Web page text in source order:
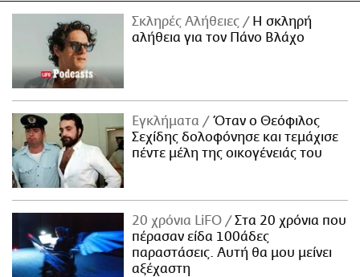
Σκληρές Αλήθειες
H σκληρή
αλήθεια για τον Πάνο Βλάχο
Εγκλήματα
Όταν ο Θεόφιλος
Σεχίδης δολοφόνησε και τεμάχισε
πέντε μέλη της οικογένειάς του
20 χρόνια LiFO
Στα 20 χρόνια που
πέρασαν είδα 100άδες
παραστάσεις. Αυτή θα μου μείνει
αξέχαστη